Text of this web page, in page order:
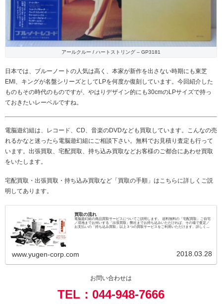
アールクルー / ハートストリング – GP3181
日本では、ブルーノートの人気は高く、本家が新作を出さない時期にも東芝
EMI、キングが名盤シリーズとしてLPを何度か復刻しています。今回紹介した
ものもその時代のものですが、やはりデザイン的にも30cmのLPサイズで持っ
ておきたいレーベルですね。
電脳遊幻組は、レコード、CD、音楽のDVDなども買取しています。こんなの売
れるかなと迷ったら電脳遊幻組にご相談下さい。無料でお見積り査定も行って
います。出張買取、宅配買取、持ち込み買取などお客様のご都合にあわせ買取
をいたします。
宅配買取・出張買取・持ち込み買取など「買取の手順」はこちらに詳しくご説
明してあります。
買取の流れ
電脳遊幻組の商品買取サービスについてご説明します。 送料無料の「宅配買取」ご自宅
／現地までお伺いする「出張買取」弊社までお持ち込みいただければ、その場で査定／
お支払いの「持ち込み買取」以上３つの買取サービスをご利用いただけます。詳しくは
www.yugen-corp.com 2018.03.28
お問い合わせは
TEL：044-948-7666